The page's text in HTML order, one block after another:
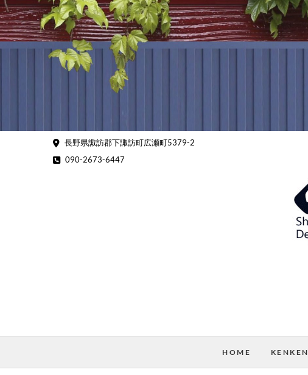
Skip
to
content
長野県諏訪郡下諏訪町広瀬町5379-2
090-2673-6447
HOME KENKEN